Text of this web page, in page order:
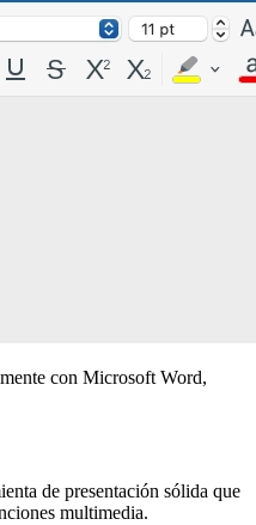
con Microsoft Word,
de presentación sólida que
multimedia.